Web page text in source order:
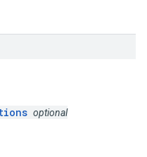
optional